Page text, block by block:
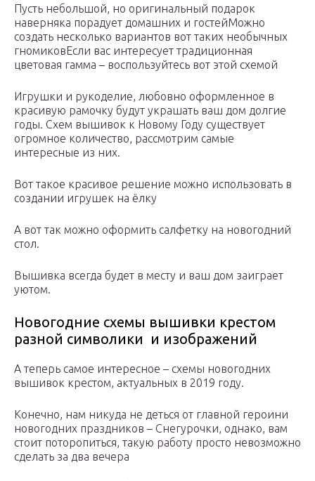
Пусть небольшой, но оригинальный подарок
наверняка порадует домашних и гостейМожно
создать несколько вариантов вот таких необычных
гномиковЕсли вас интересует традиционная
цветовая гамма – воспользуйтесь вот этой схемой
Игрушки и рукоделие, любовно оформленное в
красивую рамочку будут украшать ваш дом долгие
годы. Схем вышивок к Новому Году существует
огромное количество, рассмотрим самые
интересные из них.
Вот такое красивое решение можно использовать в
создании игрушек на ёлку
А вот так можно оформить салфетку на новогодний
стол.
Вышивка всегда будет в месту и ваш дом заиграет
уютом.
Новогодние схемы вышивки крестом
разной символики и изображений
А теперь самое интересное – схемы новогодних
вышивок крестом, актуальных в 2019 году.
Конечно, нам никуда не деться от главной героини
новогодних праздников – Снегурочки, однако, вам
стоит поторопиться, такую работу просто невозможно
сделать за два вечера